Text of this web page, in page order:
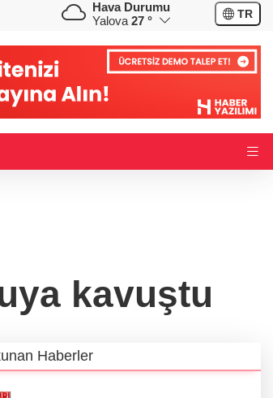
%0,39
CHF
59,0392
Hava Durumu
Yalova 27 ° TR
kavuştu
Haberler